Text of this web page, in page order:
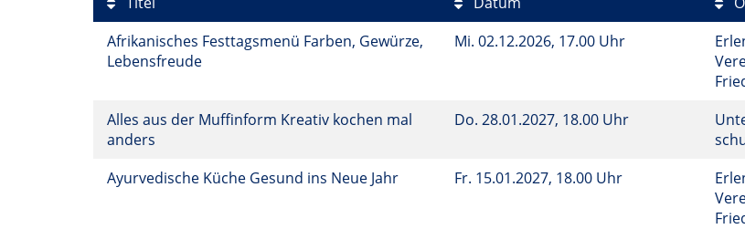
Afrikanisches Festtagsmenü Farben, Gewürze,
Lebensfreude
Mi. 02.12.2026, 17.00 Uhr
Alles aus der Muffinform Kreativ kochen mal
anders
Do. 28.01.2027, 18.00 Uhr
Ayurvedische Küche Gesund ins Neue Jahr Fr. 15.01.2027, 18.00 Uhr